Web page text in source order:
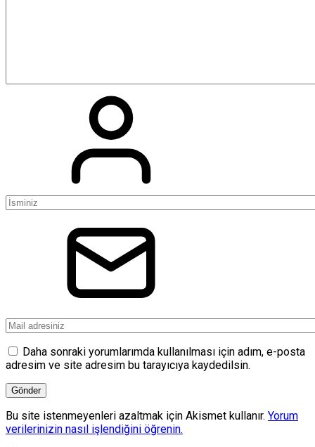
Daha sonraki yorumlarımda kullanılması için adım, e-posta
adresim ve site adresim bu tarayıcıya kaydedilsin.
Bu site istenmeyenleri azaltmak için Akismet kullanır. Yorum
verilerinizin nasıl işlendiğini öğrenin.